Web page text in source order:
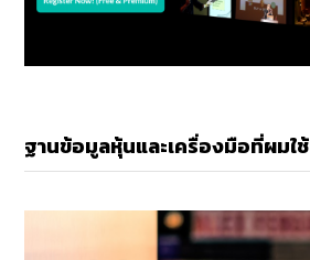
ฐานข้อมูลหุ้นและเครื่องมือที่ผมใช้